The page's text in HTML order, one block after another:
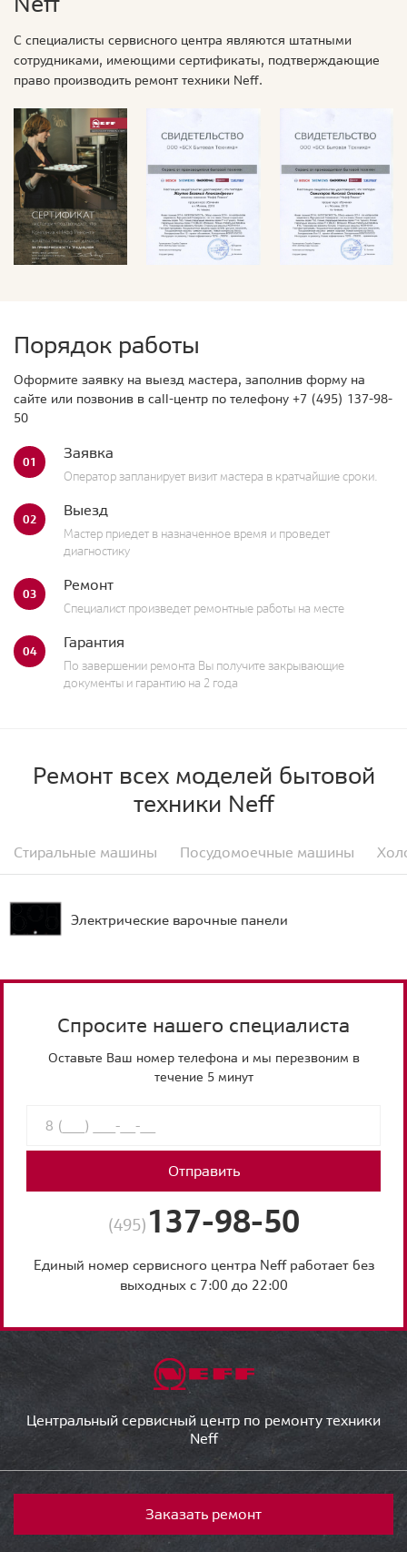
С специалисты сервисного центра являются штатными
сотрудниками, имеющими сертификаты, подтверждающие
право производить ремонт техники Neff.
Порядок работы
Оформите заявку на выезд мастера, заполнив форму на
сайте или позвонив в call-центр по телефону +7 (495) 137-98-
50
01 Заявка
Оператор запланирует визит мастера в кратчайшие сроки.
02 Выезд
Мастер приедет в назначенное время и проведет
диагностику
03 Ремонт
Специалист произведет ремонтные работы на месте
04 Гарантия
По завершении ремонта Вы получите закрывающие
документы и гарантию на 2 года
Ремонт всех моделей бытовой
техники Neff
Стиральные машины Посудомоечные машины
Электрические варочные панели
Спросите нашего специалиста
Оставьте Ваш номер телефона и мы перезвоним в
течение 5 минут
Отправить
(495) 137-98-50
Единый номер сервисного центра Neff работает без
выходных с 7:00 до 22:00
Центральный сервисный центр по ремонту техники
Neff
Заказать ремонт